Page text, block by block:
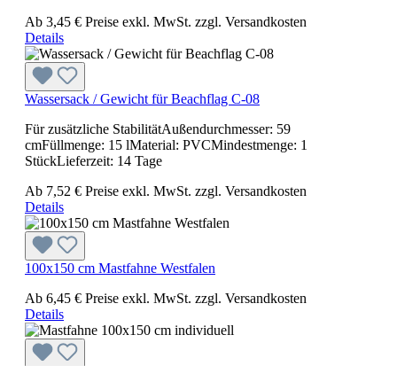
Ab 3,45 € Preise exkl. MwSt. zzgl. Versandkosten
Details
Wassersack / Gewicht für Beachflag C-08
Für zusätzliche StabilitätAußendurchmesser: 59
cmFüllmenge: 15 lMaterial: PVCMindestmenge: 1
StückLieferzeit: 14 Tage
Ab 7,52 € Preise exkl. MwSt. zzgl. Versandkosten
Details
100x150 cm Mastfahne Westfalen
Ab 6,45 € Preise exkl. MwSt. zzgl. Versandkosten
Details